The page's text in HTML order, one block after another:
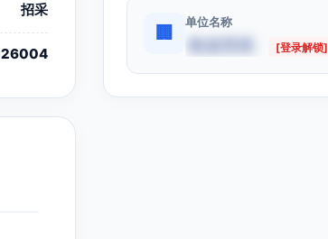
招采
🏢
单位名称
[登录解锁]